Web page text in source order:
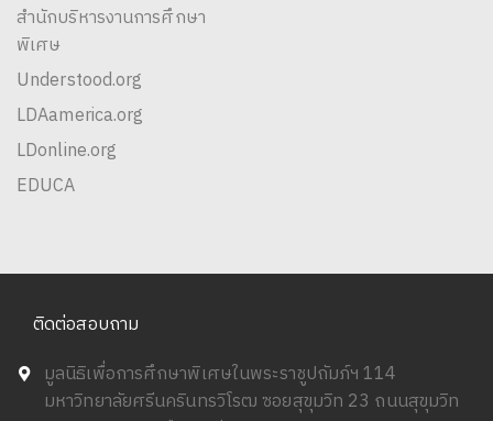
สำนักบริหารงานการศึกษา
พิเศษ
Understood.org
LDAamerica.org
LDonline.org
EDUCA
ติดต่อสอบถาม
มูลนิธิเพื่อการศึกษาพิเศษในพระราชูปถัมภ์ฯ 114
มหาวิทยาลัยศรีนครินทรวิโรฒ ซอยสุขุมวิท 23 ถนนสุขุมวิท